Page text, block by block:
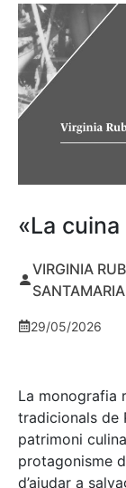
«La
VIRGINIA
SANTAMARIA
29/05/2026
La monografia
tradicionals de
patrimoni
protagonisme
d’ajudar a